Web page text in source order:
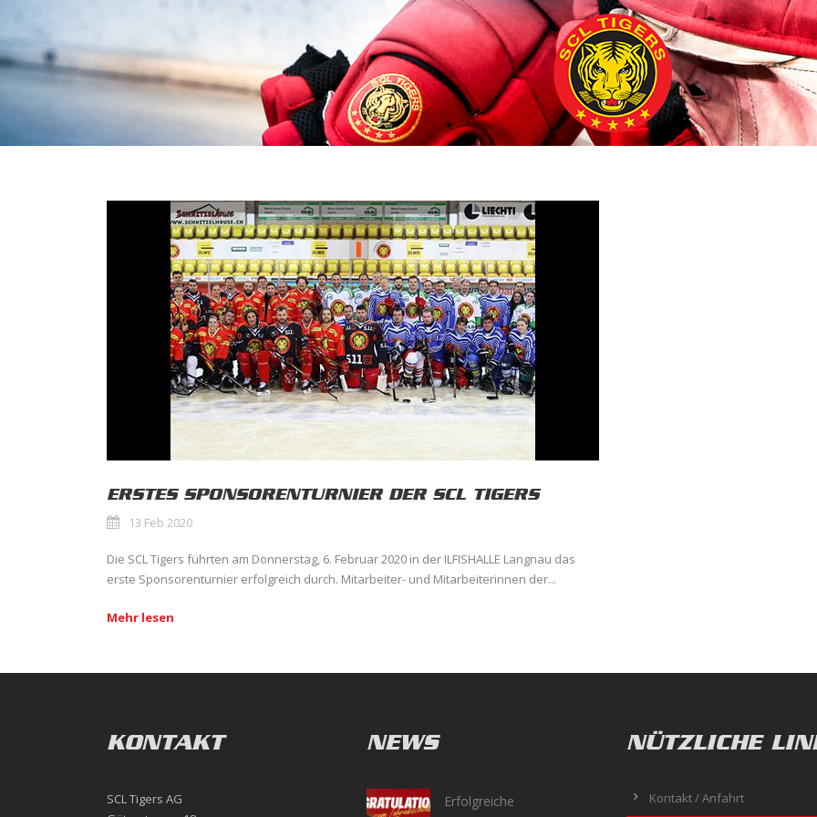
ERSTES SPONSORENTURNIER DER SCL TIGERS
13 Feb 2020
Die SCL Tigers führten am Donnerstag, 6. Februar 2020 in der ILFISHALLE Langnau das
erste Sponsorenturnier erfolgreich durch. Mitarbeiter- und Mitarbeiterinnen der...
Mehr lesen
KONTAKT
SCL Tigers AG
NEWS
Erfolgreiche
NÜTZLICHE
Kontakt / Anfahrt